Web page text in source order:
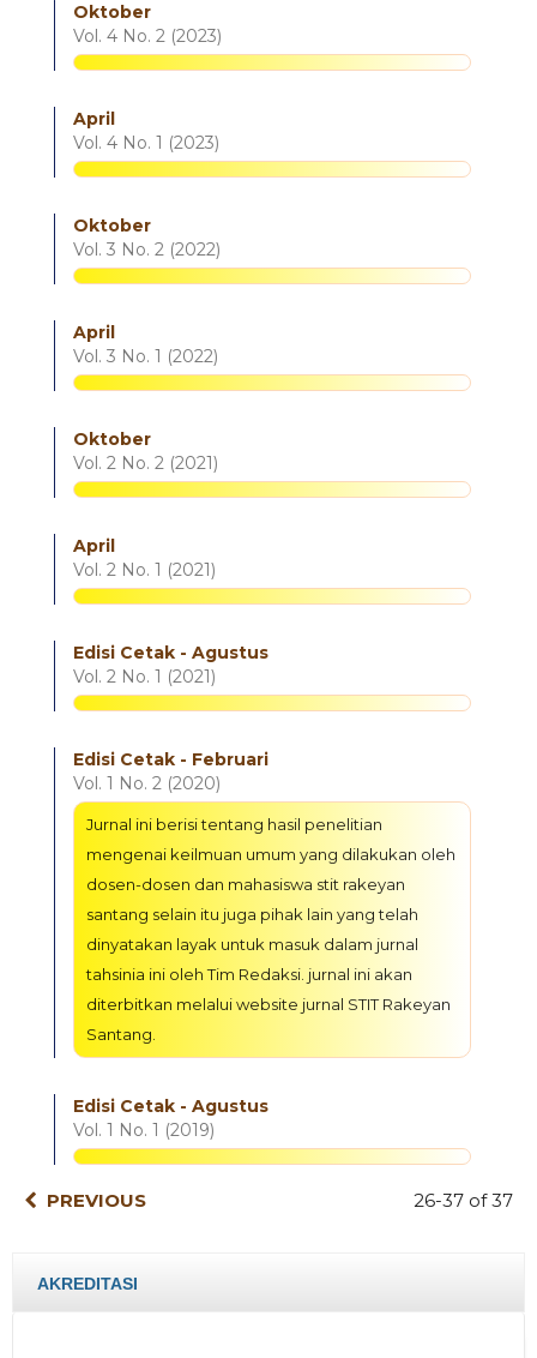
Oktober
Vol. 4 No. 2 (2023)
April
Vol. 4 No. 1 (2023)
Oktober
Vol. 3 No. 2 (2022)
April
Vol. 3 No. 1 (2022)
Oktober
Vol. 2 No. 2 (2021)
April
Vol. 2 No. 1 (2021)
Edisi Cetak - Agustus
Vol. 2 No. 1 (2021)
Edisi Cetak - Februari
Vol. 1 No. 2 (2020)
Jurnal ini berisi tentang hasil penelitian
mengenai keilmuan umum yang dilakukan oleh
dosen-dosen dan mahasiswa stit rakeyan
santang selain itu juga pihak lain yang telah
dinyatakan layak untuk masuk dalam jurnal
tahsinia ini oleh Tim Redaksi. jurnal ini akan
diterbitkan melalui website jurnal STIT Rakeyan
Santang.
Edisi Cetak - Agustus
Vol. 1 No. 1 (2019)
PREVIOUS 26-37 of 37
AKREDITASI